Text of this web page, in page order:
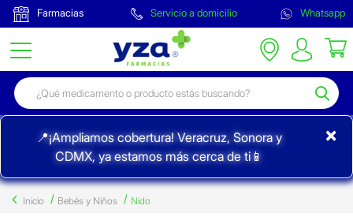
Farmacias Servicio a domicilio Whatsapp
📍¡Ampliamos cobertura! Veracruz, Sonora y
CDMX, ya estamos más cerca de ti📱
×
Inicio Bebés y Niños Nido